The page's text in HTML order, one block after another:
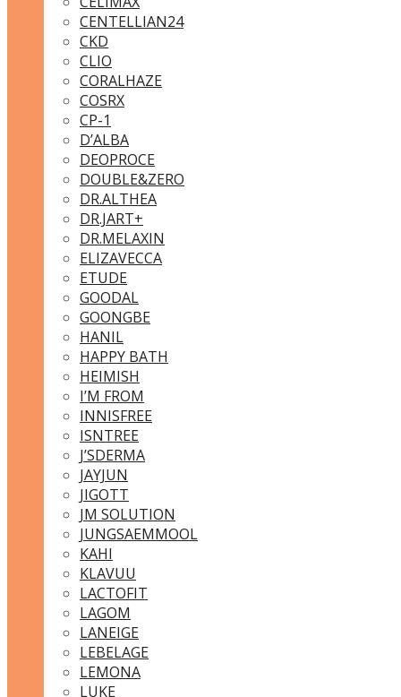
CENTELLIAN24
CKD
CLIO
CORALHAZE
COSRX
CP-1
D’ALBA
DEOPROCE
DOUBLE&ZERO
DR.ALTHEA
DR.JART+
DR.MELAXIN
ELIZAVECCA
ETUDE
GOODAL
GOONGBE
HANIL
HAPPY BATH
HEIMISH
I’M FROM
INNISFREE
ISNTREE
J’SDERMA
JAYJUN
JIGOTT
JM SOLUTION
JUNGSAEMMOOL
KAHI
KLAVUU
LACTOFIT
LAGOM
LANEIGE
LEBELAGE
LEMONA
LUKE